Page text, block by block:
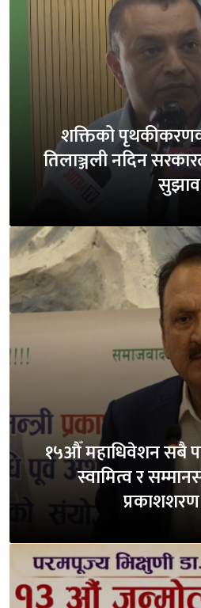
शक्तिको
तिलाञ्जली नदिन
सुझाव
१५औँ महाधिवेशन सबै
स्वामित्व र